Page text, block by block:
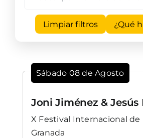
Limpiar filtros ¿Qué
Sábado 08 de Agosto
Joni Jiménez & Jesús
X Festival Internacional de
Granada